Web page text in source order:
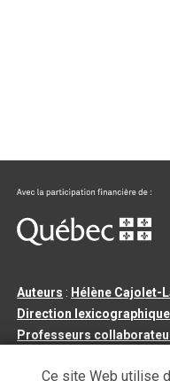
Auteurs : Hélène Cajolet-
Direction lexicographique
Professeurs
Ce site Web utilise